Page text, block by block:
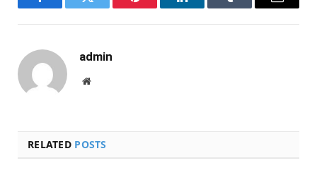
FacebookTwitter Pinterest LinkedInTumblr Email
admin
Website
RELATED POSTS